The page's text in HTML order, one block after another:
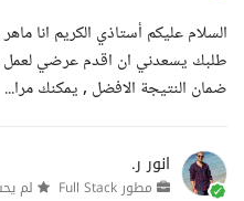
طلبك يسعدني ان اقدم عرضي لعمل
ضمان النتيجة الافضل , يمكنك مرا...
انور ر.
مطور Full Stack لم